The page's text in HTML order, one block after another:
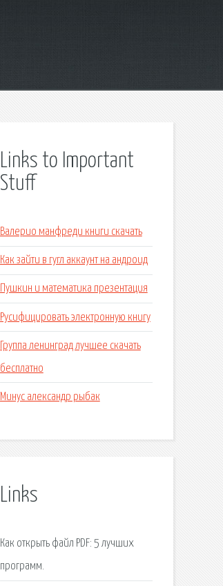
Links to Important
Stuff
Валерио манфреди книги скачать
Как зайти в гугл аккаунт на андроид
Пушкин и математика презентация
Русифицировать электронную книгу
Группа ленинград лучшее скачать
бесплатно
Минус александр рыбак
Links
Как открыть файл PDF: 5 лучших
программ.